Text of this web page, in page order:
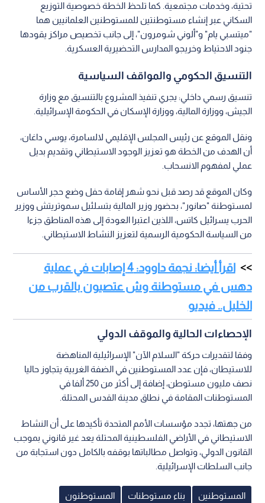
تحتية، وخدمات مجتمعية. كما تلحظ الخطة خصوصية التوزيع
السكاني عبر إنشاء مستوطنتين للمستوطنين العلمانيين هما
"ميتسبي يام" و"ألوني شومرون"، إلى جانب تخصيص مراكز يقودها
جنود الاحتياط وخريجو المدارس التحضيرية العسكرية.
التنسيق الحكومي والمواقف السياسية
تنسيق رسمي داخلي: يجري تنفيذ المشروع بالتنسيق مع وزارة
الجيش، ووزارة المالية، ووزارة الإسكان في الحكومة الإسرائيلية.
ونقل الموقع عن رئيس المجلس الإقليمي لالسامرة، يوسي داغان،
أن الهدف من الخطة هو تعزيز الوجود الاستيطاني وتقديم بديل
عملي لمفهوم الانسحاب.
وكان الموقع قد رصد قبل نحو شهر إقامة حفل وضع حجر الأساس
لمستوطنة "صانور"، بحضور وزير المالية بتسلئيل سموتريتش ووزير
الحرب يسرائيل كاتس، اللذين اعتبرا العودة إلى هذه المناطق جزءا
من السياسة الحكومية الرسمية لتعزيز النشاط الاستيطاني.
اقرأ أيضا: نجمة داوود: 4 إصابات في عملية
دهس في مستوطنة وش عتصيون بالقرب من
الخليل.. فيديو
الإحصاءات الحالية والموقف الدولي
وفقا لتقديرات حركة "السلام الآن" الإسرائيلية المناهضة
للاستيطان، فإن عدد المستوطنين في الضفة الغربية يتجاوز حاليا
نصف مليون مستوطن، إضافة إلى أكثر من 250 ألفا في
المستوطنات المقامة في نطاق مدينة القدس المحتلة.
من جهتها، تجدد مؤسسات الأمم المتحدة تأكيدها على أن النشاط
الاستيطاني في الأراضي الفلسطينية المحتلة يعد غير قانوني بموجب
القانون الدولي، وتواصل مطالباتها بوقفه بالكامل دون استجابة من
جانب السلطات الإسرائيلية.
المستوطنين بناء مستوطنات المستوطنون